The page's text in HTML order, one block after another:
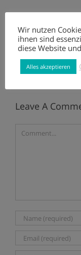
Leave A
Wir nutzen
ihnen sind
diese Website
Alles akzeptieren